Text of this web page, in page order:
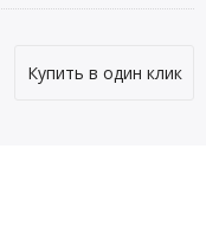
Купить в один клик